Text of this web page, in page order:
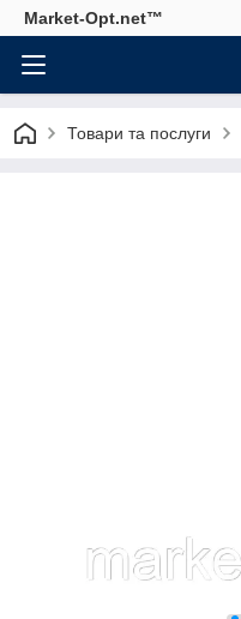
Market-Opt.net™
Товари та послуги